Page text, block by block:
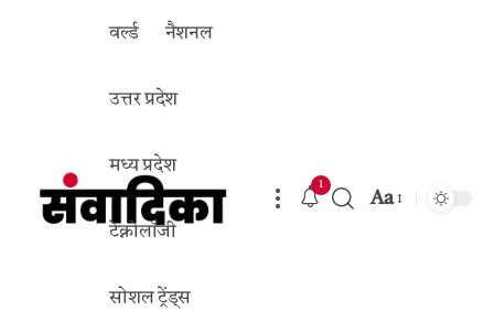
वर्ल्ड नैशनल
उत्तर प्रदेश
मध्य प्रदेश
टेक्नोलॉजी
सोशल ट्रेंड्स
1
Aa